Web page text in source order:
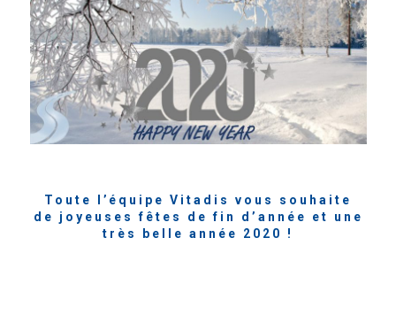
Toute l’équipe Vitadis vous souhaite
de joyeuses fêtes de fin d’année et une
très belle année 2020 !